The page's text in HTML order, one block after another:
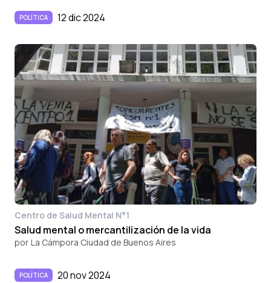
POLÍTICA 12 dic 2024
Centro de Salud Mental N°1
Salud mental o mercantilización de la vida
por La Cámpora Ciudad de Buenos Aires
POLÍTICA 20 nov 2024